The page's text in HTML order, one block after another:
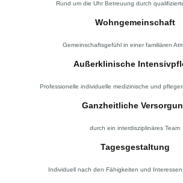
Rund um die Uhr Betreuung durch
Wohngemeinschaft
Gemeinschaftsgefühl in einerfamiliären
Außerklinische
Professionelle individuelle medizinische und
Ganzheitliche
durch ein interdisziplinäres Team
Tagesgestaltung
Individuell nach den Fähigkeiten und